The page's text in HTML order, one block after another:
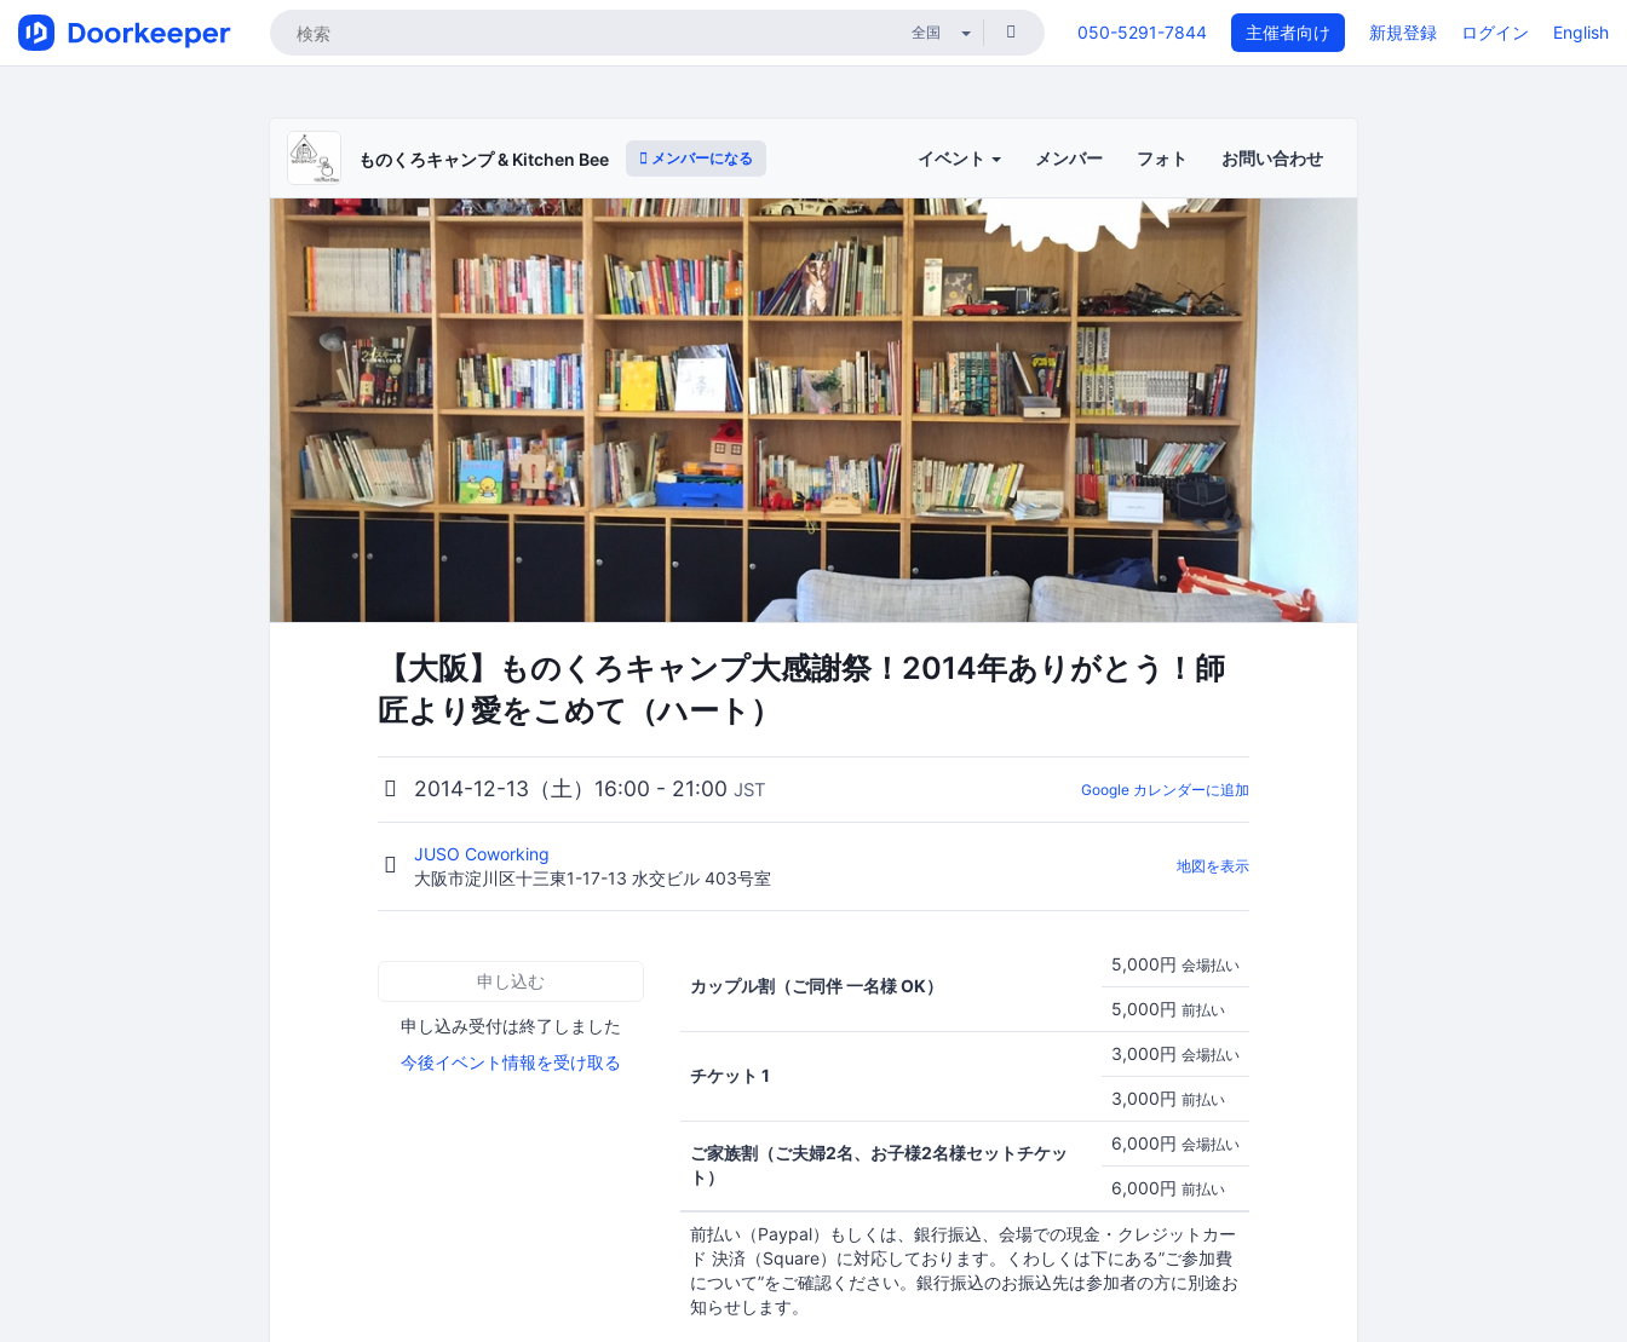
050-5291-7844 主催者向け 新規登録 ログイン English
ものくろキャンプ & Kitchen Bee メンバーになる イベント メンバー フォト お問い合わせ
【大阪】ものくろキャンプ大感謝祭！2014年ありがとう！師
匠より愛をこめて（ハート）
2014-12-13（土）16:00 - 21:00 JST Google カレンダーに追加
JUSO Coworking
大阪市淀川区十三東1-17-13 水交ビル 403号室
地図を表示
申し込む
申し込み受付は終了しました
今後イベント情報を受け取る
カップル割（ご同伴 一名様 OK）
5,000円 会場払い
5,000円 前払い
チケット 1
3,000円 会場払い
3,000円 前払い
ご家族割（ご夫婦2名、お子様2名様セットチケッ
ト）
6,000円 会場払い
6,000円 前払い
前払い（Paypal）もしくは、銀行振込、会場での現金・クレジットカー
ド 決済（Square）に対応しております。くわしくは下にある”ご参加費
について”をご確認ください。銀行振込のお振込先は参加者の方に別途お
知らせします。